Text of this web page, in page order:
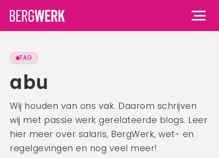
Home
Voor werknemers
Voor werknemers
Voor werkgevers
TAG
abu
Wij houden van ons vak. Daarom schrijven
wij met passie werk gerelateerde blogs. Leer
hier meer over salaris, BergWerk, wet- en
regelgevingen en nog veel meer!